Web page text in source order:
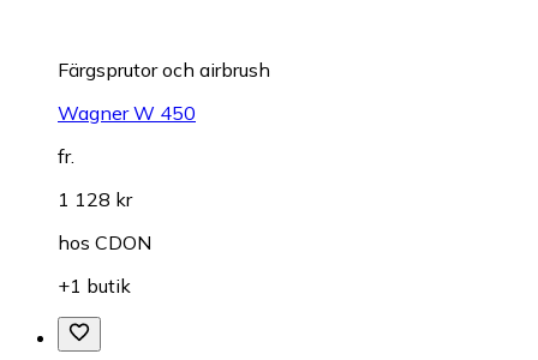
Färgsprutor och airbrush
Wagner W 450
fr.
1 128 kr
hos CDON
+1 butik